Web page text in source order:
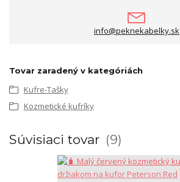
info@peknekabelky.sk
Tovar zaradený v kategóriách
Kufre-Tašky
Kozmetické kufríky
Súvisiaci tovar 9